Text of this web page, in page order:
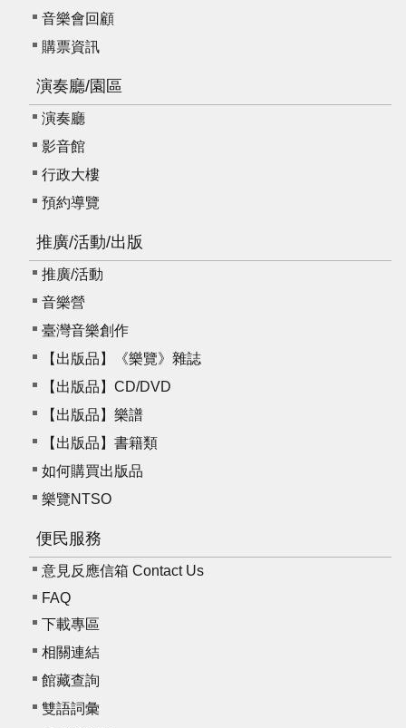
音樂會回顧
購票資訊
演奏廳/園區
演奏廳
影音館
行政大樓
預約導覽
推廣/活動/出版
推廣/活動
音樂營
臺灣音樂創作
【出版品】《樂覽》雜誌
【出版品】CD/DVD
【出版品】樂譜
【出版品】書籍類
如何購買出版品
樂覽NTSO
便民服務
意見反應信箱 Contact Us
FAQ
下載專區
相關連結
館藏查詢
雙語詞彙